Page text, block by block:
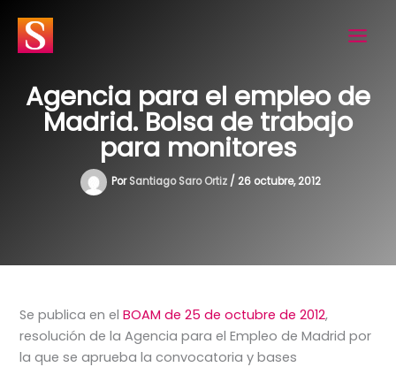
contenido
Agencia para el empleo de
Madrid. Bolsa de trabajo
para monitores
PorSantiago Saro Ortiz / 26 octubre, 2012
Se publica en elBOAM de 25 de octubre de 2012,
resolución de la Agencia para el Empleo de Madrid por
la que se aprueba la convocatoria y bases